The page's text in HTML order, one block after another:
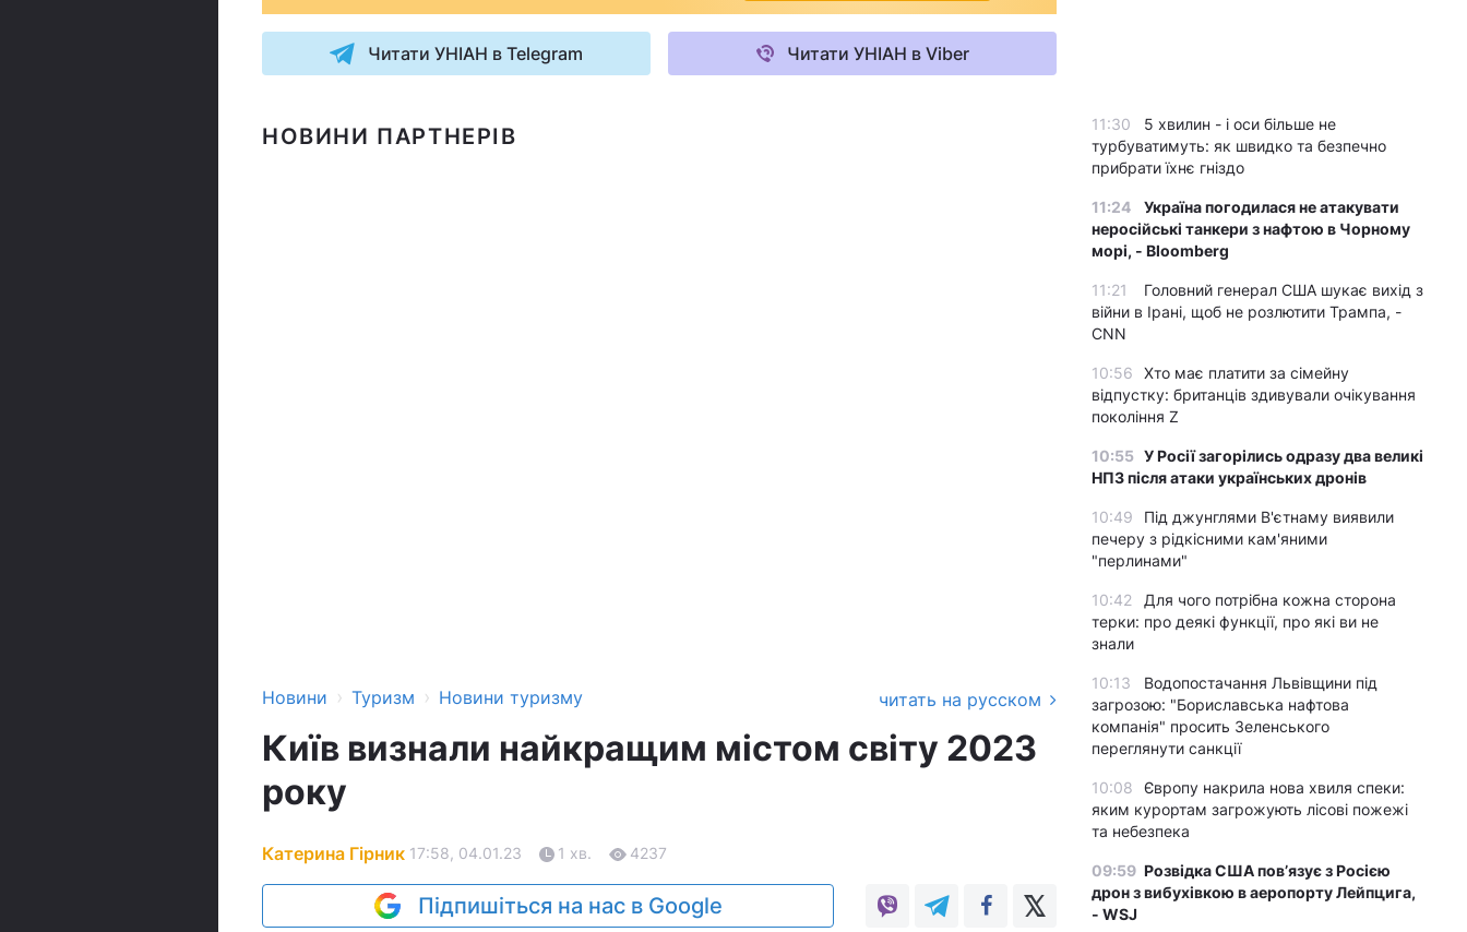
Читати УНІАН в Telegram Читати УНІАН в Viber
НОВИНИ ПАРТНЕРІВ
Новини › Туризм › Новини туризму читать на русском
Київ визнали найкращим містом світу 2023
року
Катерина Гірник 17:58, 04.01.23 1 хв. 4237
Підпишіться на нас в Google
11:30
5 хвилин - і оси більше не
турбуватимуть: як швидко та безпечно
прибрати їхнє гніздо
11:24
Україна погодилася не атакувати
неросійські танкери з нафтою в Чорному
морі, - Bloomberg
11:21
Головний генерал США шукає вихід з
війни в Ірані, щоб не розлютити Трампа, -
CNN
10:56
Хто має платити за сімейну
відпустку: британців здивували очікування
покоління Z
10:55 У Росії загорілись одразу два великі
НПЗ після атаки українських дронів
10:49
Під джунглями В'єтнаму виявили
печеру з рідкісними кам'яними
"перлинами"
10:42
Для чого потрібна кожна сторона
терки: про деякі функції, про які ви не
знали
10:13
Водопостачання Львівщини під
загрозою: "Бориславська нафтова
компанія" просить Зеленського
переглянути санкції
10:08
Європу накрила нова хвиля спеки:
яким курортам загрожують лісові пожежі
та небезпека
09:59 Розвідка США пов’язує з Росією
дрон з вибухівкою в аеропорту Лейпцига,
- WSJ